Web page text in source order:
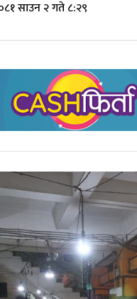
साउन २ गते ८:२९